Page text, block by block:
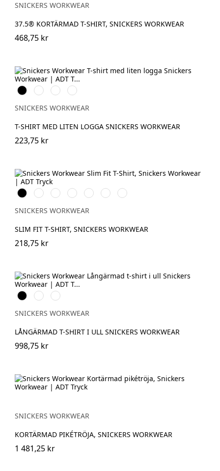
SNICKERS WORKWEAR
37.5® KORTÄRMAD T-SHIRT, SNICKERS WORKWEAR
468,75 kr
Svart Khakigrön
LjusbrunStenblå
SNICKERS WORKWEAR
T-SHIRT MED LITEN LOGGA SNICKERS WORKWEAR
223,75 kr
Svart Vit StålgråMarinblåKhakigrönGråmelerad
Chiliröd
SNICKERS WORKWEAR
SLIM FIT T-SHIRT, SNICKERS WORKWEAR
218,75 kr
Svart Grå
melerad
Khakigrön
SNICKERS WORKWEAR
LÅNGÄRMAD T-SHIRT I ULL SNICKERS WORKWEAR
998,75 kr
SNICKERS WORKWEAR
KORTÄRMAD PIKÉTRÖJA, SNICKERS WORKWEAR
1 481,25 kr